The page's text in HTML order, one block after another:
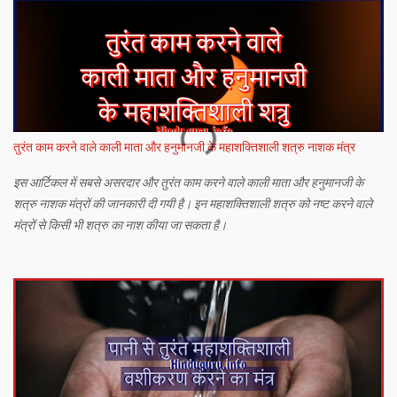
तुरंत काम करने वाले काली माता और हनुमानजी के महाशक्तिशाली शत्रु नाशक मंत्र
इस आर्टिकल में सबसे असरदार और तुरंत काम करने वाले काली माता और हनुमानजी के
शत्रु नाशक मंत्रों की जानकारी दी गयी है। इन महाशक्तिशाली शत्रु को नष्ट करने वाले
मंत्रों से किसी भी शत्रु का नाश कीया जा सकता है।